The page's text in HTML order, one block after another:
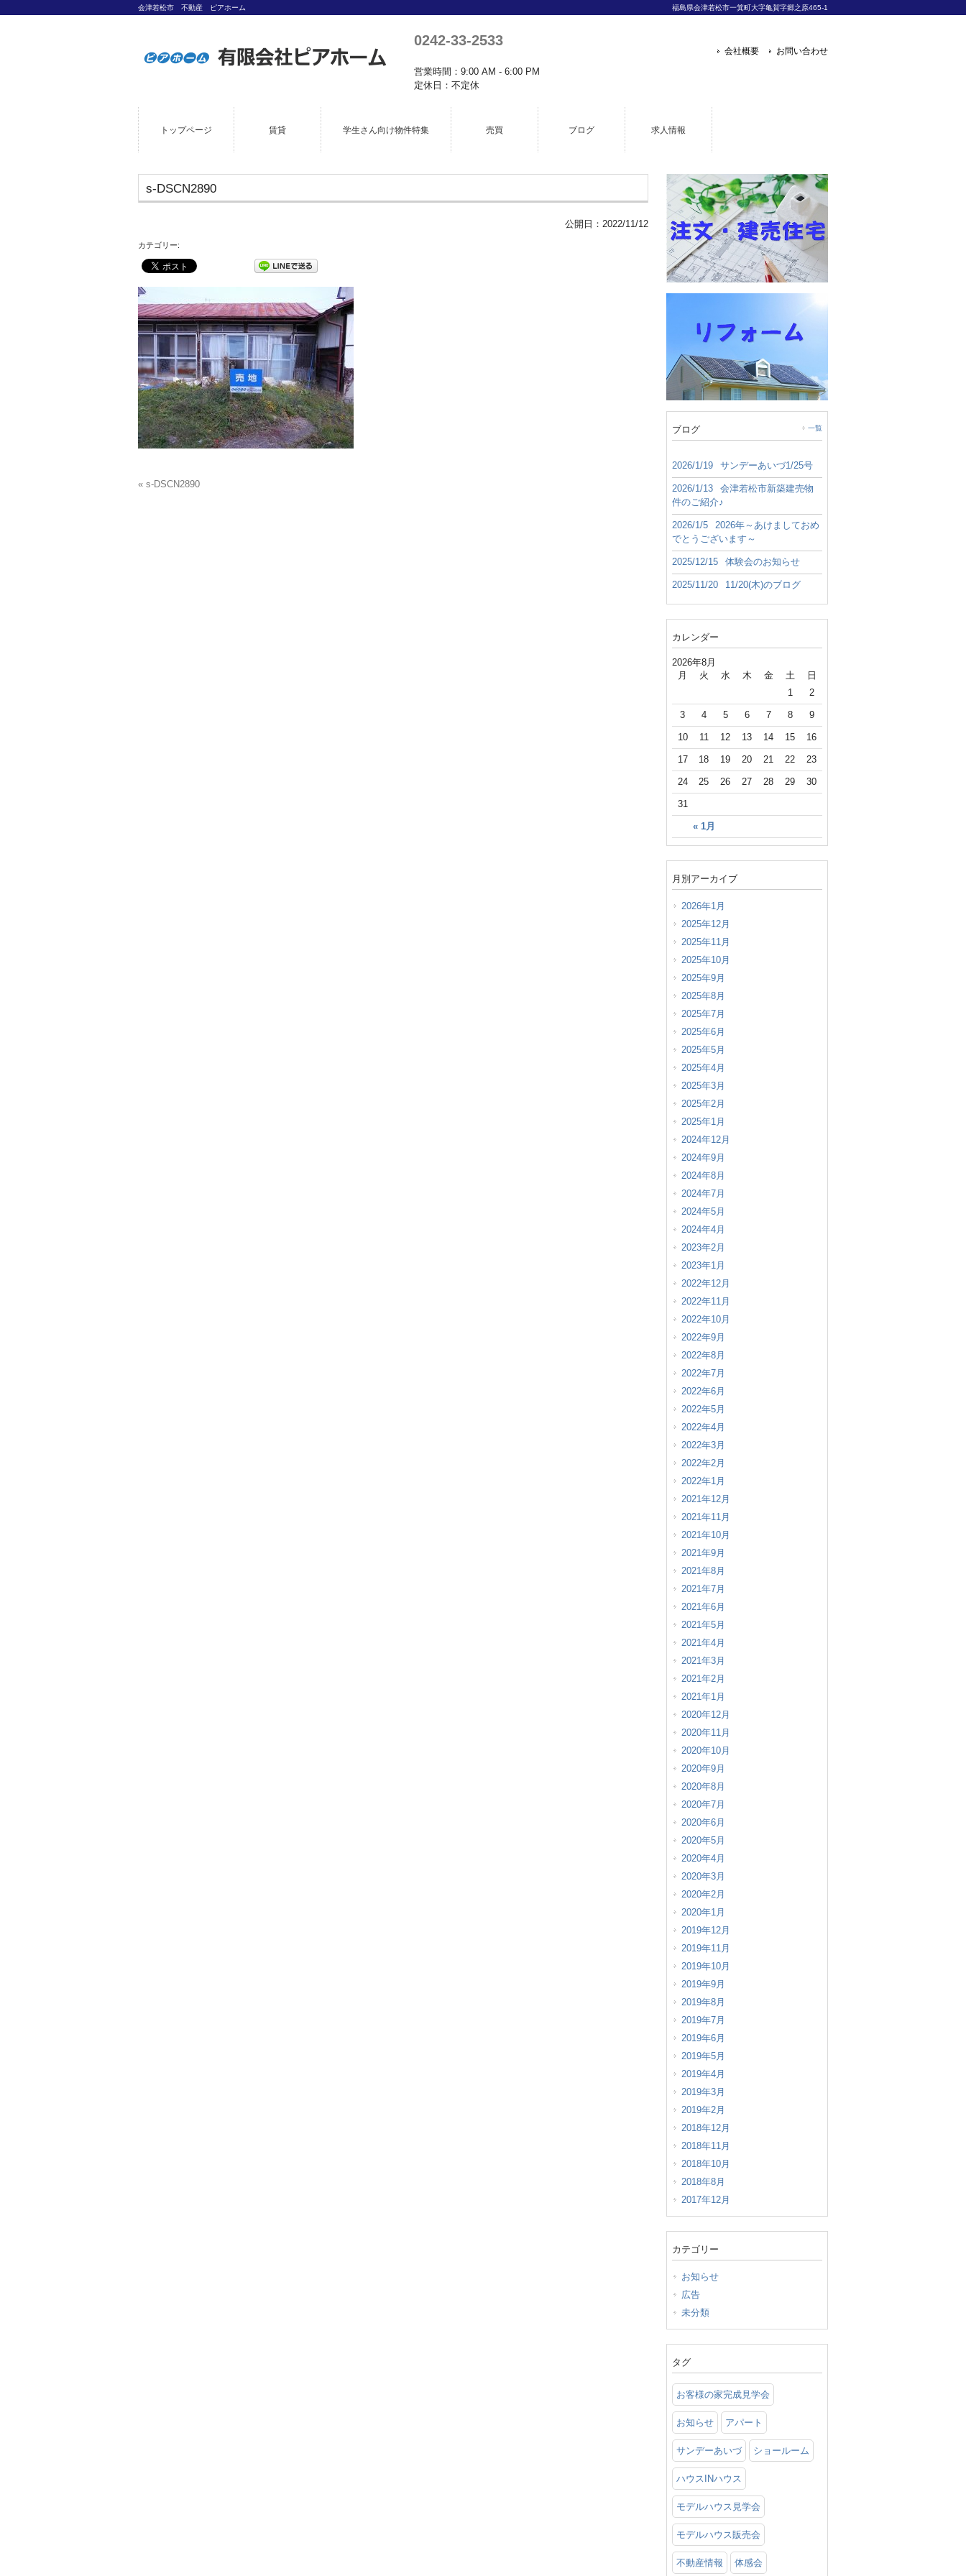
会津若松市 不動産 ピアホーム 福島県会津若松市一箕町大字亀賀字郷之原465-1
0242-33-2533
営業時間：9:00 AM - 6:00 PM
定休日：不定休
会社概要 お問い合わせ
トップページ 賃貸 学生さん向け物件特集 売買 ブログ 求人情報
s-DSCN2890
公開日： 2022/11/12
カテゴリー:
« s-DSCN2890
ブログ 一覧
2026/1/19 サンデーあいづ1/25号
2026/1/13
会津若松市新築建売物
件のご紹介♪
2026/1/5
2026年～あけましておめ
でとうございます～
2025/12/15 体験会のお知らせ
2025/11/20 11/20(木)のブログ
カレンダー
2026年8月
月 火 水 木 金 土 日
« 1月
1 2
3 4 5 6 7 8 9
10 11 12 13 14 15 16
17 18 19 20 21 22 23
24 25 26 27 28 29 30
31
月別アーカイブ
2026年1月
2025年12月
2025年11月
2025年10月
2025年9月
2025年8月
2025年7月
2025年6月
2025年5月
2025年4月
2025年3月
2025年2月
2025年1月
2024年12月
2024年9月
2024年8月
2024年7月
2024年5月
2024年4月
2023年2月
2023年1月
2022年12月
2022年11月
2022年10月
2022年9月
2022年8月
2022年7月
2022年6月
2022年5月
2022年4月
2022年3月
2022年2月
2022年1月
2021年12月
2021年11月
2021年10月
2021年9月
2021年8月
2021年7月
2021年6月
2021年5月
2021年4月
2021年3月
2021年2月
2021年1月
2020年12月
2020年11月
2020年10月
2020年9月
2020年8月
2020年7月
2020年6月
2020年5月
2020年4月
2020年3月
2020年2月
2020年1月
2019年12月
2019年11月
2019年10月
2019年9月
2019年8月
2019年7月
2019年6月
2019年5月
2019年4月
2019年3月
2019年2月
2018年12月
2018年11月
2018年10月
2018年8月
2017年12月
カテゴリー
お知らせ
広告
未分類
タグ
お客様の家完成見学会
お知らせ アパート
サンデーあいづ ショールーム
ハウスINハウス
モデルハウス見学会
モデルハウス販売会
不動産情報 体感会